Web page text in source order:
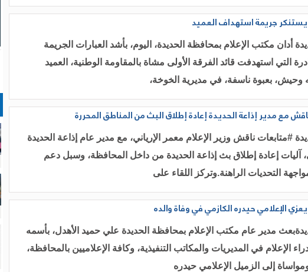
يستنكر جريمة استهداف العميد
أدان مكتب الإعلام بمحافظة الحديدة، اليوم، بأشد العبارات الجريمة
التي استهدفت قائد الفرقة الأولى مشاة بالمقاومة الوطنية، العميد
وحيش، بعبوة ناسفة، في مديرية الخوخة،
مع مدير إذاعة الحديدة إعادة إطلاق البث من المناطق المحررة
#متابعات ناقش وزير الإعلام معمر الإرياني، مع مدير عام إذاعة الحديدة
آليات إعادة إطلاق بث إذاعة الحديدة من داخل المحافظة، وسبل دعم
التحديات الراهنة.وتركز اللقاء على
الإعلامي حيدره الكازمي في وفاة والده
مدير عام مكتب الإعلام بمحافظة الحديدة علي حميد الأهدل، بأسمه
الإعلام في المديريات والمكاتب التنفيذية، وكافة الإعلاميين بالمحافظة،
إلى الزميل الإعلامي حيدره